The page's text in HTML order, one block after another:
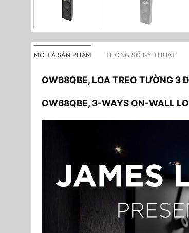
MÔ TẢ SẢN PHẨM THÔNG SỐ KỸ THUẬT
OW68QBE, LOA TREO TƯỜNG 3
OW68QBE, 3-WAYS ON-WALL